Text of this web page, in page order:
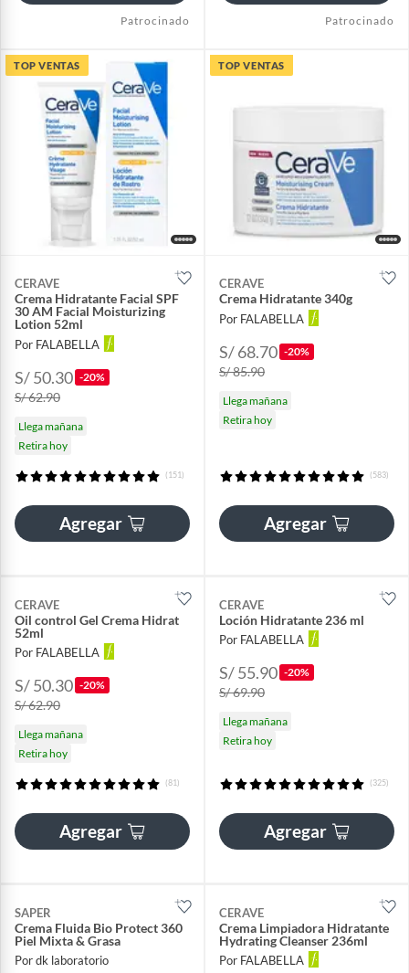
Patrocinado Patrocinado
TOP VENTAS
CERAVE
Crema Hidratante Facial SPF
30 AM Facial Moisturizing
Lotion 52ml
Por FALABELLA
S/ 50.30 -20%
S/ 62.90
Llega mañana
Retira hoy
(151)
Agregar
TOP VENTAS
CERAVE
Crema Hidratante 340g
Por FALABELLA
S/ 68.70 -20%
S/ 85.90
Llega mañana
Retira hoy
(583)
Agregar
CERAVE
Oil control Gel Crema Hidrat
52ml
Por FALABELLA
S/ 50.30 -20%
S/ 62.90
Llega mañana
Retira hoy
(81)
Agregar
CERAVE
Loción Hidratante 236 ml
Por FALABELLA
S/ 55.90 -20%
S/ 69.90
Llega mañana
Retira hoy
(325)
Agregar
SAPER
Crema Fluida Bio Protect 360
Piel Mixta & Grasa
Por dk laboratorio
CERAVE
Crema Limpiadora Hidratante
Hydrating Cleanser 236ml
Por FALABELLA